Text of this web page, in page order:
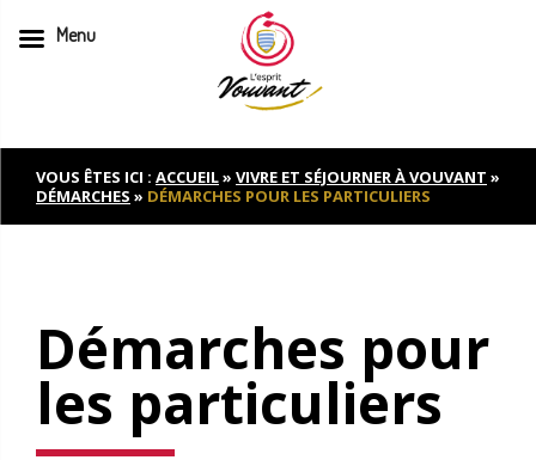
to
contentVOUS ÊTES ICI : ACCUEIL» VIVRE ET SÉJOURNER À VOUVANT »
DÉMARCHES » DÉMARCHES POUR LES PARTICULIERS
Démarches pour
les particuliers
Menu